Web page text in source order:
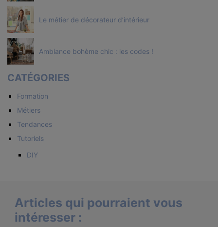
Le métier de décorateur d’intérieur
Ambiance bohème chic : les codes !
CATÉGORIES
Formation
Métiers
Tendances
Tutoriels
DIY
Articles qui pourraient vous
intéresser :